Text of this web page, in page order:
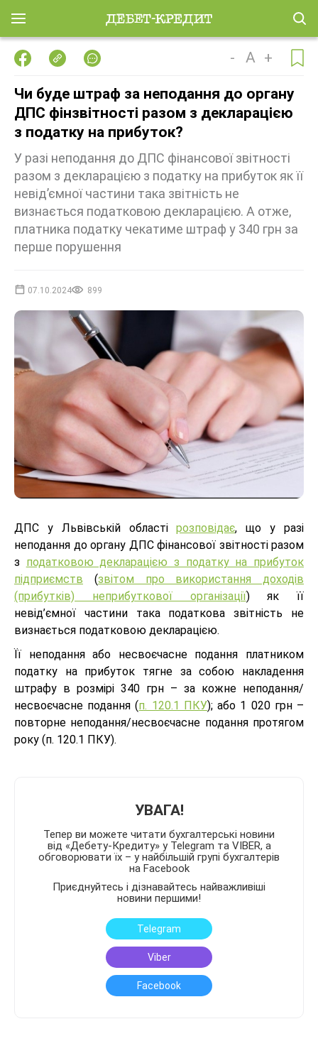
- A +
Чи буде штраф за неподання до органу
ДПС фінзвітності разом з декларацією
з податку на прибуток?
У разі неподання до ДПС фінансової звітності
разом з декларацією з податку на прибуток як її
невід’ємної частини така звітність не
визнається податковою декларацією. А отже,
платника податку чекатиме штраф у 340 грн за
перше порушення
07.10.2024 899
ДПС у Львівській областірозповідає, що у разі
неподання до органу ДПС фінансової звітності разом
з податковою декларацією з податку на прибуток
підприємств (звітом про використання доходів
(прибутків) неприбуткової організації) як її
невід’ємної частини така податкова звітність не
визнається податковою декларацією.
Її неподання або несвоєчасне подання платником
податку на прибуток тягне за собою накладення
штрафу в розмірі 340 грн – за кожне неподання/
несвоєчасне подання (п. 120.1 ПКУ); або 1 020 грн –
повторне неподання/несвоєчасне подання протягом
року (п. 120.1 ПКУ).
УВАГА!
Тепер ви можете читати бухгалтерські новини
від «Дебету-Кредиту» у Telegram та VIBER, а
обговорювати їх – у найбільшій групі бухгалтерів
на Facebook
Приєднуйтесь і дізнавайтесь найважливіші
новини першими!
Telegram
Viber
Facebook